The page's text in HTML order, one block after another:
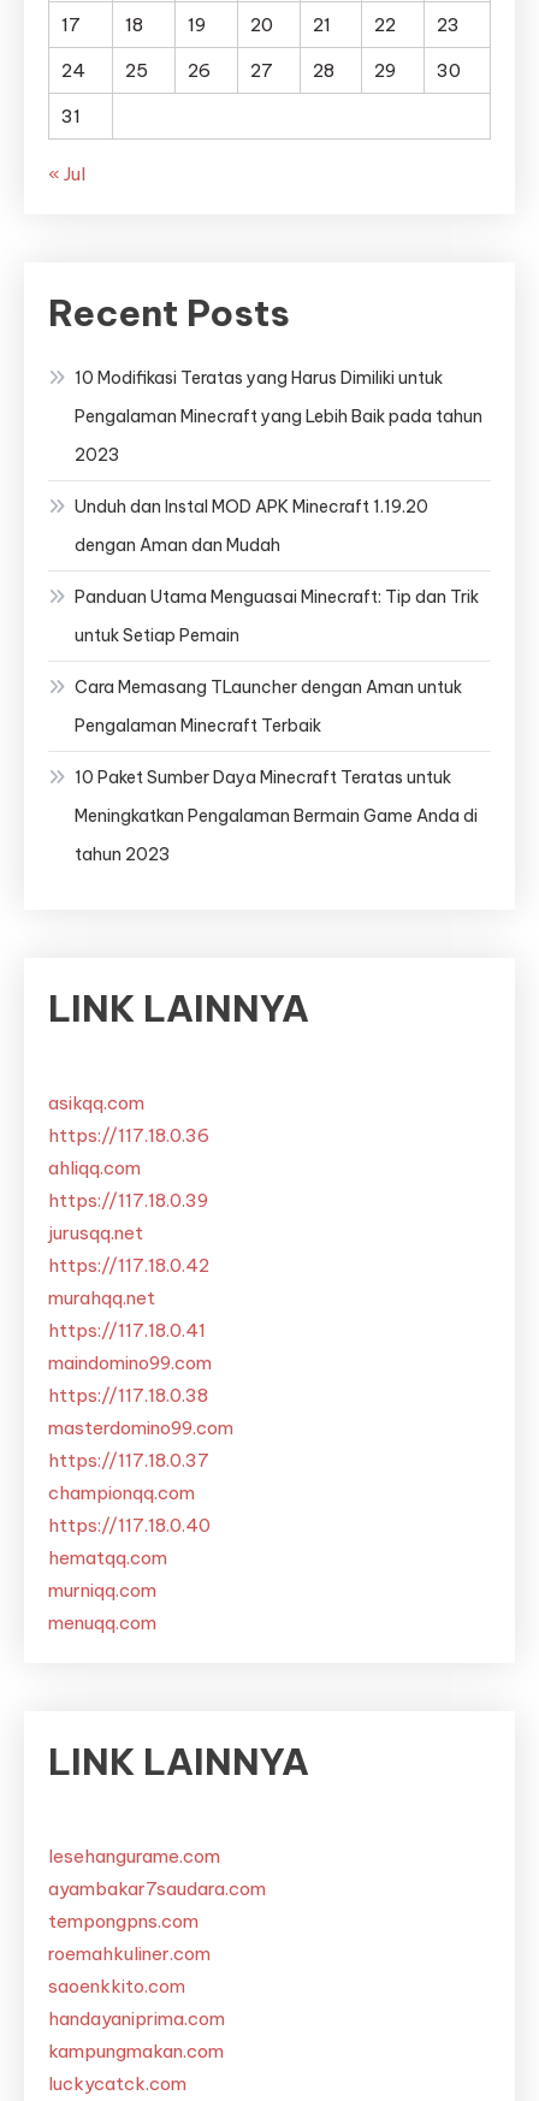
17
18 19 20 21 22
23
24
25 26 27 28 29
30
31
« Jul
Recent Posts
10 Modifikasi Teratas yang Harus Dimiliki untuk
Pengalaman Minecraft yang Lebih Baik pada tahun
2023
Unduh dan Instal MOD APK Minecraft 1.19.20
dengan Aman dan Mudah
Panduan Utama Menguasai Minecraft: Tip dan Trik
untuk Setiap Pemain
Cara Memasang TLauncher dengan Aman untuk
Pengalaman Minecraft Terbaik
10 Paket Sumber Daya Minecraft Teratas untuk
Meningkatkan Pengalaman Bermain Game Anda di
tahun 2023
LINK LAINNYA
asikqq.com
https://117.18.0.36
ahliqq.com
https://117.18.0.39
jurusqq.net
https://117.18.0.42
murahqq.net
https://117.18.0.41
maindomino99.com
https://117.18.0.38
masterdomino99.com
https://117.18.0.37
championqq.com
https://117.18.0.40
hematqq.com
murniqq.com
menuqq.com
LINK LAINNYA
lesehangurame.com
ayambakar7saudara.com
tempongpns.com
roemahkuliner.com
saoenkkito.com
handayaniprima.com
kampungmakan.com
luckycatck.com